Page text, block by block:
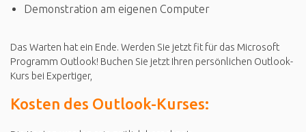
Demonstration am eigenen Computer
Das Warten hat ein Ende. Werden Sie jetzt fit für das Microsoft
Programm Outlook! Buchen Sie jetzt Ihren persönlichen Outlook-
Kurs bei Expertiger,
Kosten des Outlook-Kurses: